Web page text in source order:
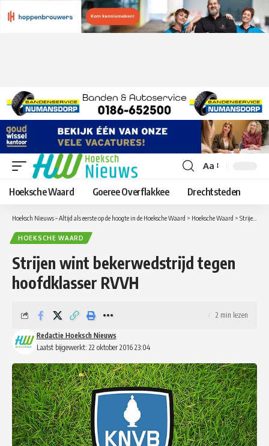
Lettergrootte
aanpassen
Aa
Hoeksche Waard Goeree Overflakkee Drechtsteden
Hoeksch Nieuws – Altijd als eerste op de hoogte in de Hoeksche Waard > Hoeksche Waard > Strijen wint bekerwedstrijd tegen hoofdklasser RVVH
HOEKSCHE WAARD
Strijen wint bekerwedstrijd tegen
hoofdklasser RVVH
Laatst bijgewerkt: 22 oktober 2016 23:04
Redactie Hoeksch Nieuws
2 min lezen